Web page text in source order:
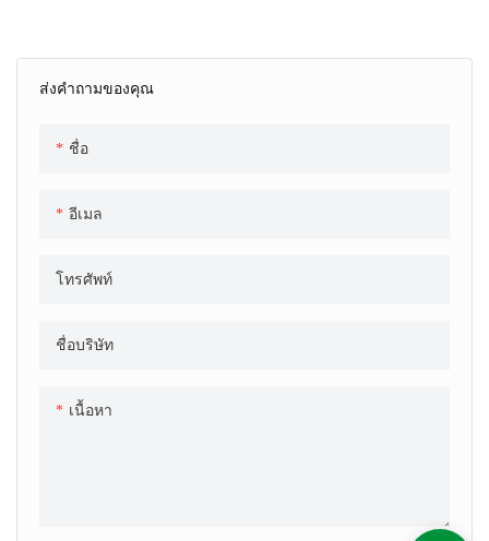
ส่งคำถามของคุณ
ชื่อ
อีเมล
โทรศัพท์
ชื่อบริษัท
เนื้อหา